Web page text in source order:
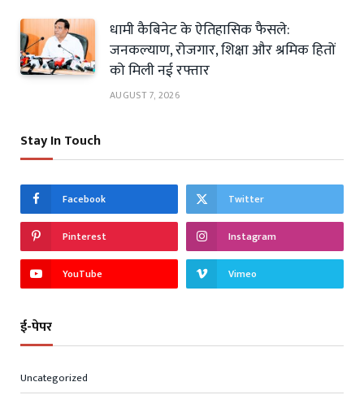
धामी कैबिनेट के ऐतिहासिक फैसले:
जनकल्याण, रोजगार, शिक्षा और श्रमिक हितों
को मिली नई रफ्तार
AUGUST 7, 2026
Stay In Touch
Facebook Twitter
Pinterest Instagram
YouTube Vimeo
ई-पेपर
Uncategorized